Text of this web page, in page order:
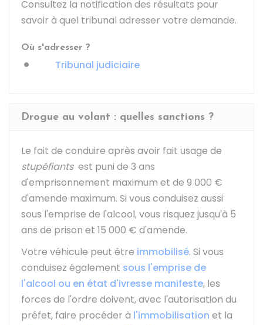
Consultez la notification des résultats pour
savoir à quel tribunal adresser votre demande.
Où s'adresser ?
Tribunal judiciaire
Drogue au volant : quelles sanctions ?
Le fait de conduire après avoir fait usage de
stupéfiantsest puni de 3 ans
d'emprisonnement maximum et de 9 000 €
d'amende maximum. Si vous conduisez aussi
sous l'emprise de l'alcool, vous risquez jusqu'à 5
ans de prison et 15 000 € d'amende.
Votre véhicule peut être immobilisé. Si vous
conduisez également sous l'emprise de
l'alcool ou en état d'ivresse manifeste, les
forces de l'ordre doivent, avec l'autorisation du
préfet, faire procéder à l'immobilisation et la